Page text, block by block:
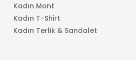
Kadın Mont
Kadın T-Shirt
Kadın Terlik & Sandalet